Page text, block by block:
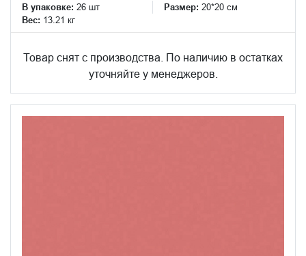
В упаковке: 26 шт Размер: 20*20 см
Вес: 13.21 кг
Товар снят с производства. По наличию в остатках
уточняйте у менеджеров.